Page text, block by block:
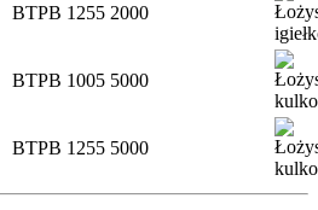
BTPB 1255 2000
BTPB 1005 5000
BTPB 1255 5000